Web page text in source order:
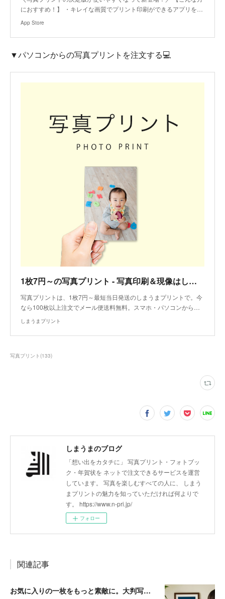
におすすめ！】 ・キレイな画質でプリント印刷ができるアプリを…
App Store
▼パソコンからの写真プリントを注文する💻
1枚7円～の写真プリント - 写真印刷＆現像はしまうまプリント
写真プリントは、1枚7円～最短当日発送のしまうまプリントで。今
なら100枚以上注文でメール便送料無料。スマホ・パソコンから…
しまうまプリント
写真プリント (133)
しまうまのブログ
「想い出をカタチに」 写真プリント・フォトブッ
ク・年賀状を ネットで注文できるサービスを運営
しています。 写真を楽しむすべての人に、 しまう
まプリントの魅力を知っていただければ何よりで
す。 https://www.n-pri.jp/
フォロー
関連記事
お気に入りの一枚をもっと素敵に。大判写真プリントの飾り方